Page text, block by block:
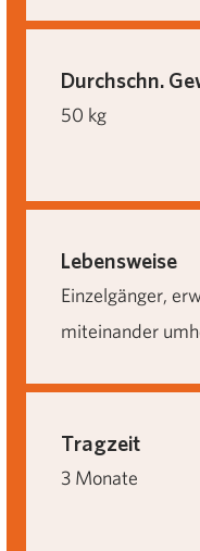
Durchschn.
50 kg
Lebensweise
Einzelgänger,
miteinander
Tragzeit
3 Monate